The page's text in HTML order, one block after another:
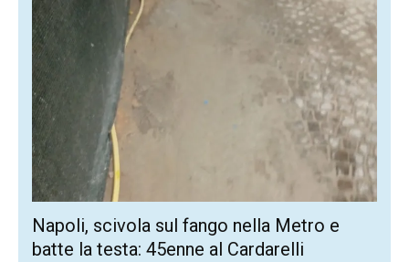
Napoli, scivola sul fango nella Metro e
batte la testa: 45enne al Cardarelli